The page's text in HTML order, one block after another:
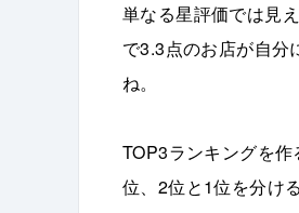
単なる星評価では見
で3.3点のお店が自分
ね。
TOP3ランキングを
位、2位と1位を分け